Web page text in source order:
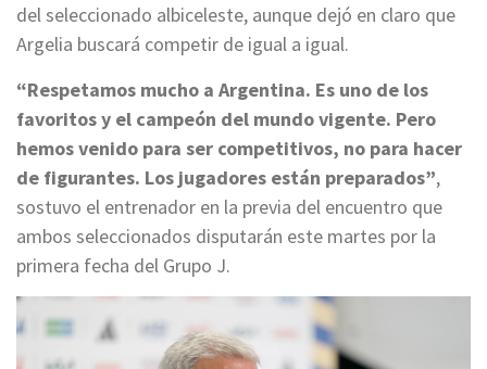
del seleccionado albiceleste, aunque dejó en claro que
Argelia buscará competir de igual a igual.
“Respetamos mucho a Argentina. Es uno de los
favoritos y el campeón del mundo vigente. Pero
hemos venido para ser competitivos, no para hacer
de figurantes. Los jugadores están preparados”,
sostuvo el entrenador en la previa del encuentro que
ambos seleccionados disputarán este martes por la
primera fecha del Grupo J.